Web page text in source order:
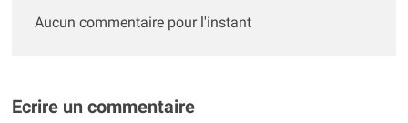
Aucun commentaire pour l'instant
Ecrire un commentaire